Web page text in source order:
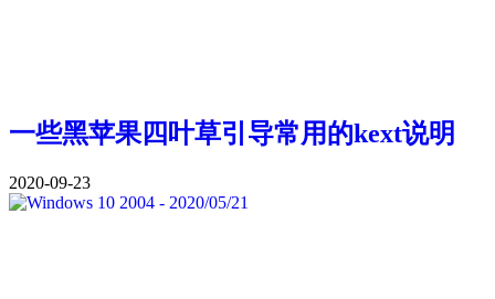
一些黑苹果四叶草引导常用的kext说明
2020-09-23